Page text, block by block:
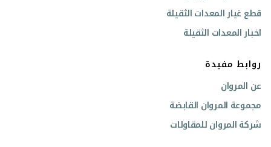
قطع غيار المعدات الثقيلة
اخبار المعدات الثقيلة
روابط مفيدة
عن المروان
مجموعة المروان القابضة
شركة المروان للمقاولات